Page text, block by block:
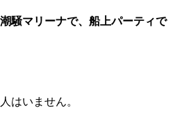
騒マリーナで、船上パーティで
はいません。